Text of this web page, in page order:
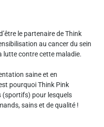
le partenaire de Think
au cancer du sein
lutte contre cette maladie.
saine et en
pourquoi Think Pink
(sportifs) pour lesquels
sains et de qualité !